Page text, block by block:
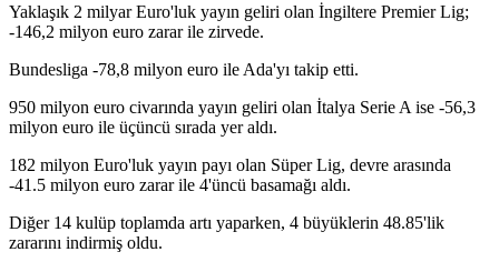
Yaklaşık 2 milyar Euro'luk yayın geliri olan İngiltere Premier Lig;
-146,2 milyon euro zarar ile zirvede.
Bundesliga -78,8 milyon euro ile Ada'yı takip etti.
950 milyon euro civarında yayın geliri olan İtalya Serie A ise -56,3
milyon euro ile üçüncü sırada yer aldı.
182 milyon Euro'luk yayın payı olan Süper Lig, devre arasında
-41.5 milyon euro zarar ile 4'üncü basamağı aldı.
Diğer 14 kulüp toplamda artı yaparken, 4 büyüklerin 48.85'lik
zararını indirmiş oldu.